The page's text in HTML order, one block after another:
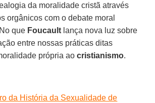
da moralidade cristã através
orgânicos com o debate moral
que Foucault lança nova luz sobre
entre nossas práticas ditas
própria aocristianismo.
da História da Sexualidade de